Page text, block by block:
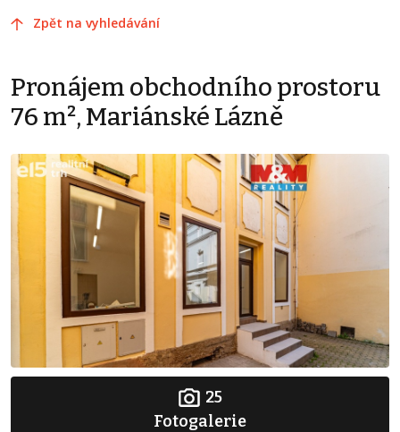
Zpět na vyhledávání
Pronájem obchodního prostoru
76 m², Mariánské Lázně
25
Fotogalerie